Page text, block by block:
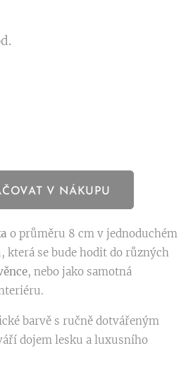
V NÁKUPU
o průměru 8 cm v jednoduchém
která se bude hodit do různých
, nebo jako samotná
barvě s ručně dotvářeným
dojem lesku a luxusního